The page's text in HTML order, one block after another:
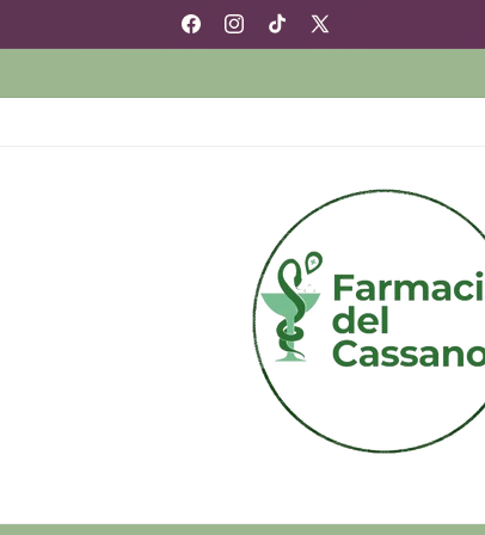
ai contenuti
FacebookInstagram
TikTokX
Farmacia del Cassano